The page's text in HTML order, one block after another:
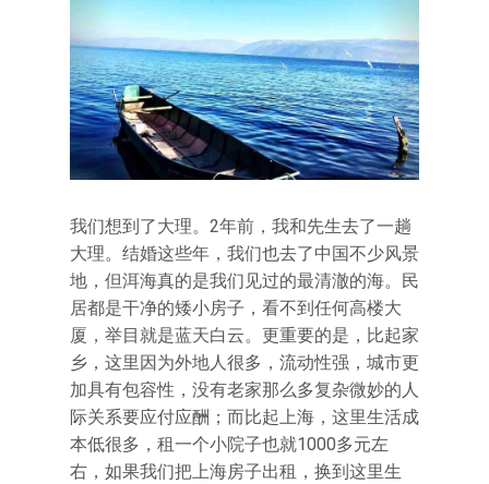
我们想到了大理。2年前，我和先生去了一趟
大理。结婚这些年，我们也去了中国不少风景
地，但洱海真的是我们见过的最清澈的海。民
居都是干净的矮小房子，看不到任何高楼大
厦，举目就是蓝天白云。更重要的是，比起家
乡，这里因为外地人很多，流动性强，城市更
加具有包容性，没有老家那么多复杂微妙的人
际关系要应付应酬；而比起上海，这里生活成
本低很多，租一个小院子也就1000多元左
右，如果我们把上海房子出租，换到这里生